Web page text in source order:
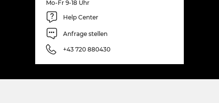
Mo-Fr 9-18 Uhr
Help Center
Anfrage stellen
+43 720 880430